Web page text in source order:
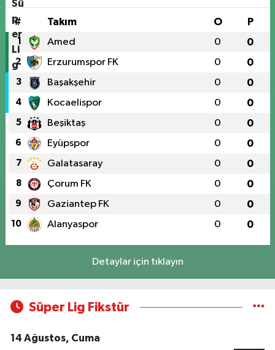
# Takım O P
1 Amed 0 0
2 Erzurumspor FK 0 0
3 Başakşehir 0 0
4 Kocaelispor 0 0
5 Beşiktaş 0 0
6 Eyüpspor 0 0
7 Galatasaray 0 0
8 Çorum FK 0 0
9 Gaziantep FK 0 0
10 Alanyaspor 0 0
Detaylar için tıklayın
Süper Lig Fikstür
14 Ağustos, Cuma